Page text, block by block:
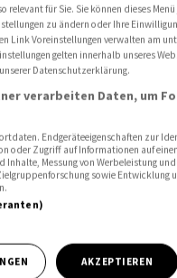
an derDax-Spitze um
zu. Im noch jungen
die Gewinne damit auf
Dämpfer Ende 2022
auf dem Niveau von
relevant für Sie. Sie können dieses
zu ändern oder Ihre
Link Voreinstellungen verwalten am
gelten innerhalb unseres
Datenschutzerklärung.
verarbeiten Daten, um
Endgeräteeigenschaften zur
oder Zugriff auf Informationen auf
Inhalte, Messung von Werbeleistung
sowie Entwicklung
AKZEPTIEREN